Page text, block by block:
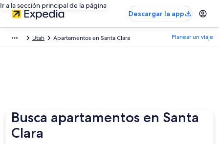
Ir a la sección principal de la página
Descargar la app
Utah Apartamentos en Santa Clara Planear un viaje
Busca apartamentos en Santa
Clara